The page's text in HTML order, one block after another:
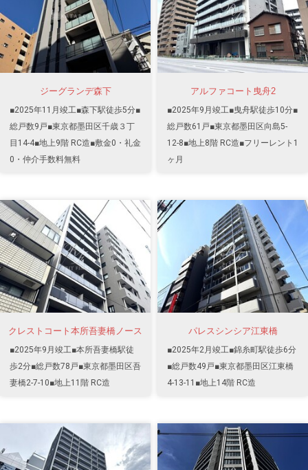
ジーグランデ森下
■2025年11月竣工■森下駅徒歩5分■
総戸数9戸■東京都墨田区千歳３丁
目14-4■地上9階 RC造■敷金0・礼金
0・仲介手数料無料
アルファコート曳舟2
■2025年9月竣工■曳舟駅徒歩10分■
総戸数61戸■東京都墨田区向島5-
12-8■地上8階 RC造■フリーレント1
ヶ月
クレストコート本所吾妻橋ノース
■2025年9月竣工■本所吾妻橋駅徒
歩2分■総戸数78戸■東京都墨田区吾
妻橋2-7-10■地上11階 RC造
パレスシンシア江東橋
■2025年2月竣工■錦糸町駅徒歩6分
■総戸数49戸■東京都墨田区江東橋
4-13-11■地上14階 RC造